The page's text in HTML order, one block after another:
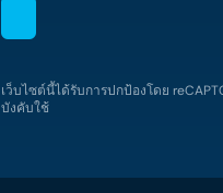
เว็บไซต์นี้ได้รับการปกป้องโดย
บังคับใช้